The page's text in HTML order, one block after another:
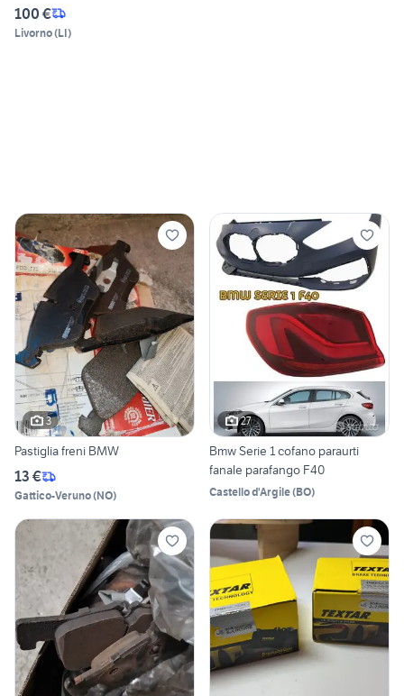
100 €
Livorno(LI)
3
Pastiglia freni BMW
13 €
Gattico-Veruno(NO)
27
Bmw Serie 1 cofano paraurti
fanale parafango F40
Castello d'Argile(BO)